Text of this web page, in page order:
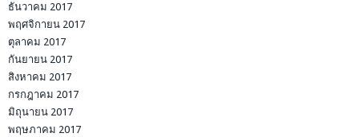
ธันวาคม 2017
พฤศจิกายน 2017
ตุลาคม 2017
กันยายน 2017
สิงหาคม 2017
กรกฎาคม 2017
มิถุนายน 2017
พฤษภาคม 2017